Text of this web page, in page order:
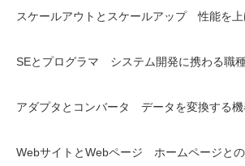
スケールアウトとスケールアップ 性能を
SEとプログラマ システム開発に携わる職
アダプタとコンバータ データを変換する機
WebサイトとWebページ ホームページと